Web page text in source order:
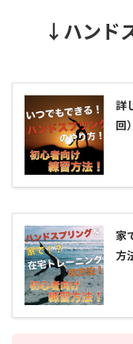
↓ハンド
詳
回
家
方